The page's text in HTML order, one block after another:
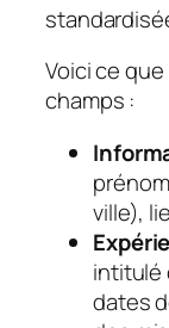
Voici ce
champs :
ville),
intitulé
dates